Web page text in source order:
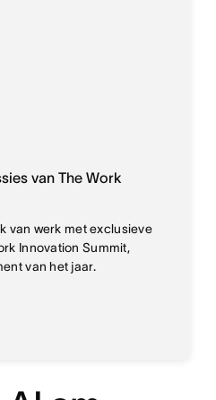
van The Work
van werk met exclusieve
Innovation Summit,
van het jaar.